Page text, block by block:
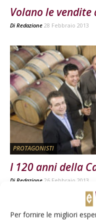
Per fornire le migliori
Volano le
Di Redazione 28 Febbraio 2013
PROTAGONISTI
I 120 anni della
Di Redazione 26 Febbraio 2013